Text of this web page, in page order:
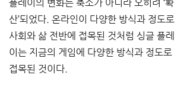
플레이의 변화는 축소가 아니라 오히려 ‘확
산’되었다. 온라인이 다양한 방식과 정도로
사회와 삶 전반에 접목된 것처럼 싱글 플레
이는 지금의 게임에 다양한 방식과 정도로
접목된 것이다.